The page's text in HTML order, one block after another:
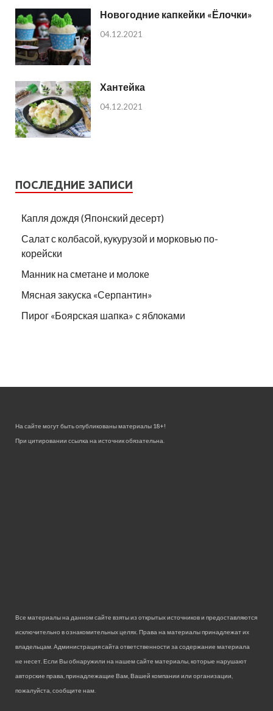
Новогодние капкейки «Ёлочки»
04.12.2021
Хантейка
04.12.2021
ПОСЛЕДНИЕ ЗАПИСИ
Капля дождя (Японский десерт)
Салат с колбасой, кукурузой и морковью по-
корейски
Манник на сметане и молоке
Мясная закуска «Серпантин»
Пирог «Боярская шапка» с яблоками
На сайте могут быть опубликованы материалы 18+!
При цитировании ссылка на источник обязательна.
Все материалы на данном сайте взяты из открытых источников и предоставляются
исключительно в ознакомительных целях. Права на материалы принадлежат их
владельцам. Администрация сайта ответственности за содержание материала
не несет. Если Вы обнаружили на нашем сайте материалы, которые нарушают
авторские права, принадлежащие Вам, Вашей компании или организации,
пожалуйста, сообщите нам.